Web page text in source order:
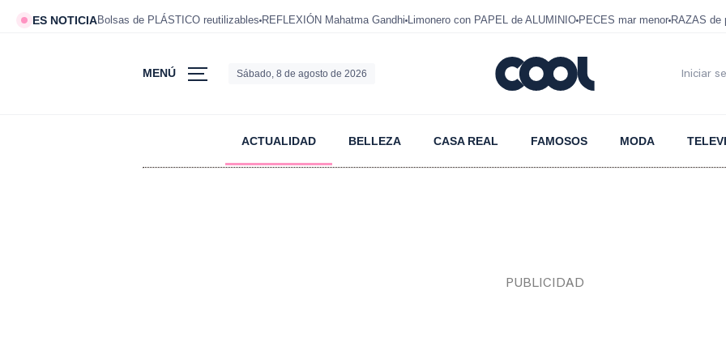
ES NOTICIABolsas de PLÁSTICO reutilizables REFLEXIÓN Mahatma Gandhi Limonero con PAPEL de ALUMINIO PECES mar menor RAZAS de
MENÚ Sábado, 8 de agosto de 2026 Iniciar
ACTUALIDAD BELLEZA CASA REAL FAMOSOS MODA